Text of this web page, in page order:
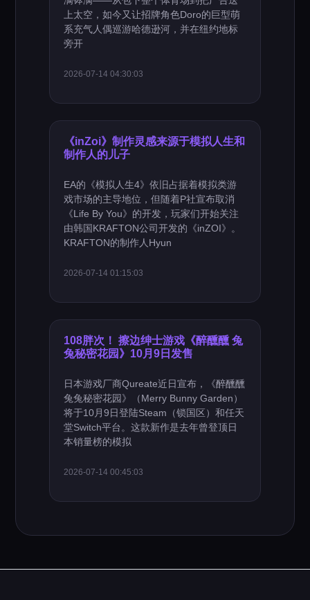
上太空，如今又让招牌角色Doro的巨型萌
系充气人偶巡游哈德逊河，并在纽约地标
旁开
2026-07-14 04:30:03
《inZoi》制作灵感来源于模拟人生和
制作人的儿子
EA的《模拟人生4》依旧占据着模拟类游
戏市场的主导地位，但随着P社宣布取消
《Life By You》的开发，玩家们开始关注
由韩国KRAFTON公司开发的《inZOI》。
KRAFTON的制作人Hyun
2026-07-14 01:15:03
108胖次！ 擦边绅士游戏《醉醺醺 兔
兔秘密花园》10月9日发售
日本游戏厂商Qureate近日宣布，《醉醺醺
兔兔秘密花园》（Merry Bunny Garden）
将于10月9日登陆Steam（锁国区）和任天
堂Switch平台。这款新作是去年曾登顶日
本销量榜的模拟
2026-07-14 00:45:03